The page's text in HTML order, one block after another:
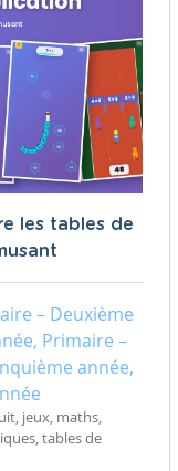
les tables de
– Deuxième
Primaire –
année,
jeux, maths,
tables de